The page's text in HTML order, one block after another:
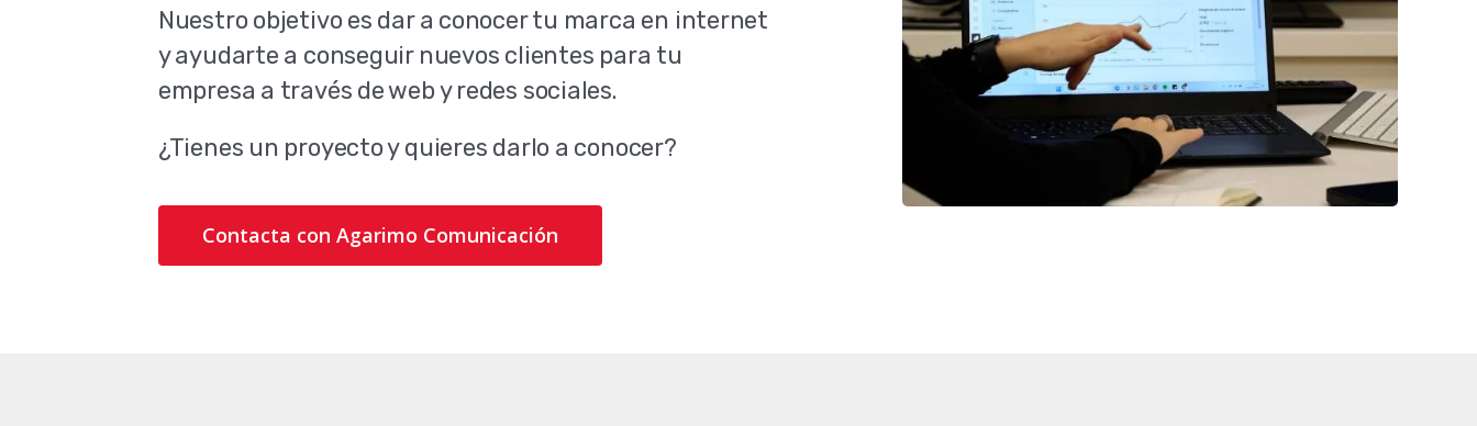
Nuestro objetivo es dar a conocer tu marca en internet
y ayudarte a conseguir nuevos clientes para tu
empresa a través de web y redes sociales.
¿Tienes un proyecto y quieres darlo a conocer?
Contacta con Agarimo Comunicación